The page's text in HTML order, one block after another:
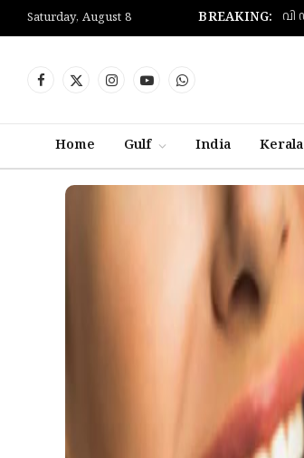
Saturday, August 8 BREAKING:
Facebook
X
InstagramYouTubeWhatsApp
Home Gulf India Kerala